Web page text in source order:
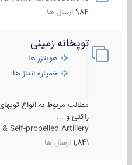
984 ارسال ها
توپخانه زمینی
هویتزر ها
خمپاره انداز ها
مطالب مربوط به انواع
راکتی و ...
& Self-propelled Artillery ...
1,841 ارسال ها